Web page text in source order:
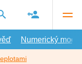
Numerický model